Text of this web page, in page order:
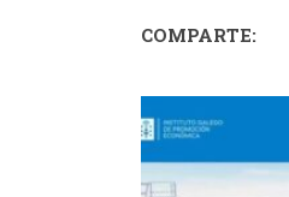
COMPARTE: